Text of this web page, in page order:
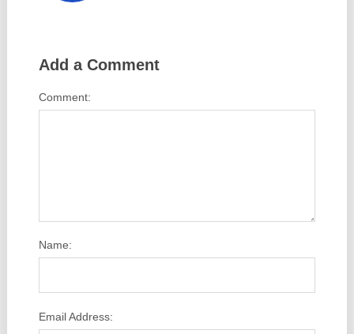
Add a Comment
Comment:
Name:
Email Address: